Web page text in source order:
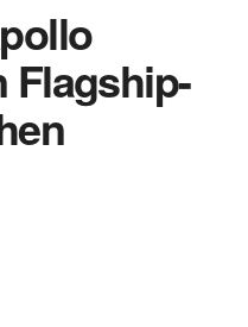
Flagship-